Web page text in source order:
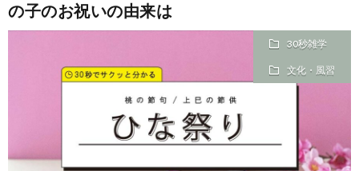
の子のお祝いの由来は
30秒雑学
文化・風習